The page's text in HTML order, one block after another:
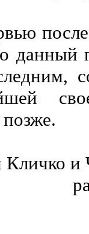
данный